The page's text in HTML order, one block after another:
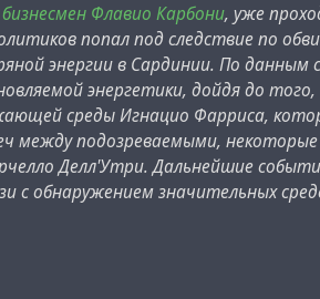
Флавио Карбони, уже
попал под следствие по
энергии в Сардинии. По
энергетики, дойдя до
среды Игнацио Фарриса,
между подозреваемыми,
Делл'Утри. Дальнейшие
с обнаружением значительных